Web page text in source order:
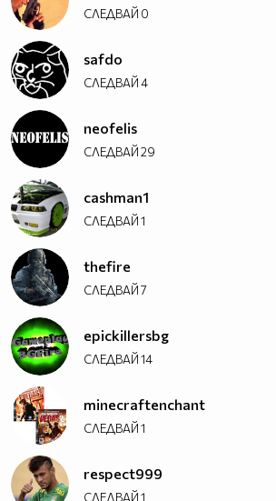
СЛЕДВАЙ 0
safdo
СЛЕДВАЙ4
neofelis
СЛЕДВАЙ29
cashman1
СЛЕДВАЙ1
thefire
СЛЕДВАЙ7
epickillersbg
СЛЕДВАЙ14
minecraftenchant
СЛЕДВАЙ1
respect999
СЛЕДВАЙ1